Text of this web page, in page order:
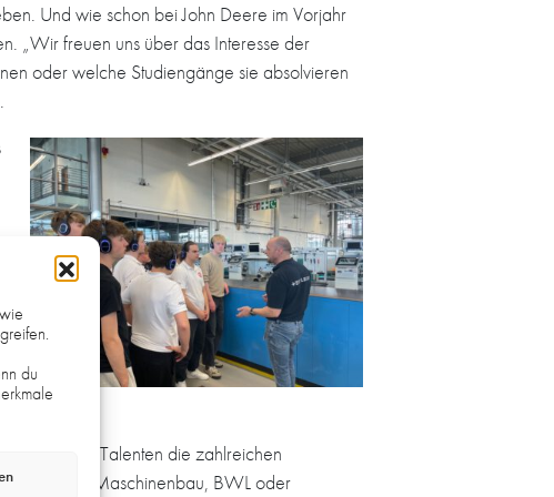
du
Und wie schon bei John Deere im Vorjahr
„Wir freuen uns über das Interesse der
oder welche Studiengänge sie absolvieren
den HG-Talenten die zahlreichen
Bachelor Maschinenbau, BWL oder